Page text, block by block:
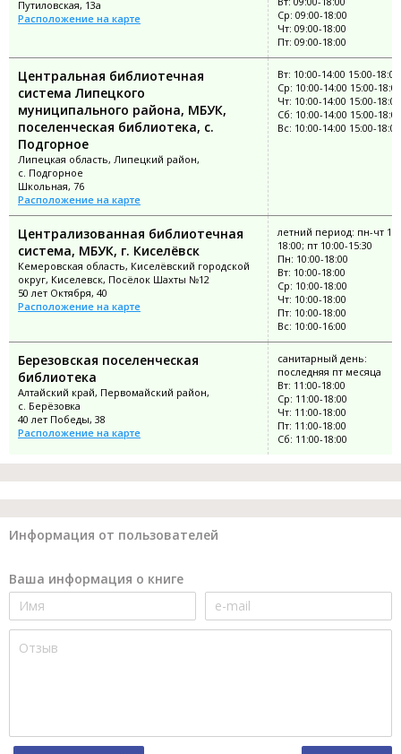
Путиловская, 13а
Расположение на карте
Ср: 09:00-18:00
Чт: 09:00-18:00
Пт: 09:00-18:00
Центральная библиотечная
система Липецкого
муниципального района, МБУК,
поселенческая библиотека, с.
Подгорное
Липецкая область, Липецкий район,
с. Подгорное
Школьная, 76
Расположение на карте
Вт: 10:00-14:00 15:00-18:00
Ср: 10:00-14:00 15:00-18:00
Чт: 10:00-14:00 15:00-18:00
Сб: 10:00-14:00 15:00-18:00
Вс: 10:00-14:00 15:00-18:00
Централизованная библиотечная
система, МБУК, г. Киселёвск
Кемеровская область, Киселёвский городской
округ, Киселевск, Посёлок Шахты №12
50 лет Октября, 40
Расположение на карте
летний период: пн-чт
18:00; пт 10:00-15:30
Пн: 10:00-18:00
Вт: 10:00-18:00
Ср: 10:00-18:00
Чт: 10:00-18:00
Пт: 10:00-18:00
Вс: 10:00-16:00
Березовская поселенческая
библиотека
Алтайский край, Первомайский район,
с. Берёзовка
40 лет Победы, 38
Расположение на карте
санитарный день:
последняя пт месяца
Вт: 11:00-18:00
Ср: 11:00-18:00
Чт: 11:00-18:00
Пт: 11:00-18:00
Сб: 11:00-18:00
Информация от пользователей
Ваша информация о книге